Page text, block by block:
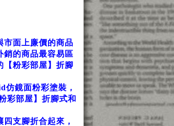
市面上廉價的商品
銷的商品最容易區
【粉彩部屋】折腳
仿鏡面粉彩塗裝，
彩部屋】折腳式和
支腳折合起來，